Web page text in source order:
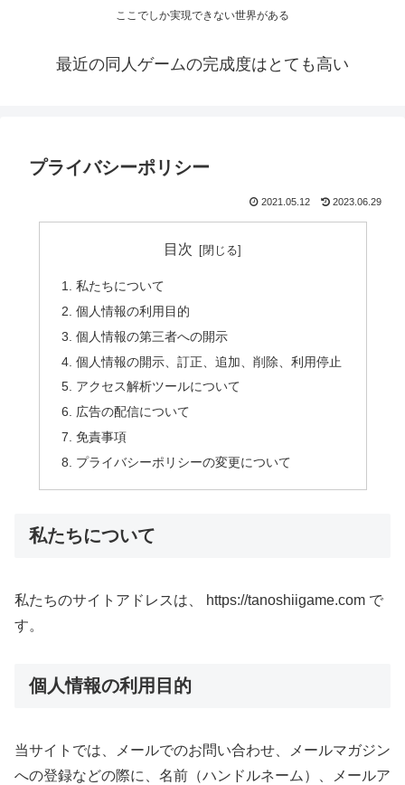
ここでしか実現できない世界がある
最近の同人ゲームの完成度はとても高い
プライバシーポリシー
2021.05.12 2023.06.29
目次
私たちについて
個人情報の利用目的
個人情報の第三者への開示
個人情報の開示、訂正、追加、削除、利用停止
アクセス解析ツールについて
広告の配信について
免責事項
プライバシーポリシーの変更について
私たちについて
私たちのサイトアドレスは、 https://tanoshiigame.com で
す。
個人情報の利用目的
当サイトでは、メールでのお問い合わせ、メールマガジン
への登録などの際に、名前（ハンドルネーム）、メールア